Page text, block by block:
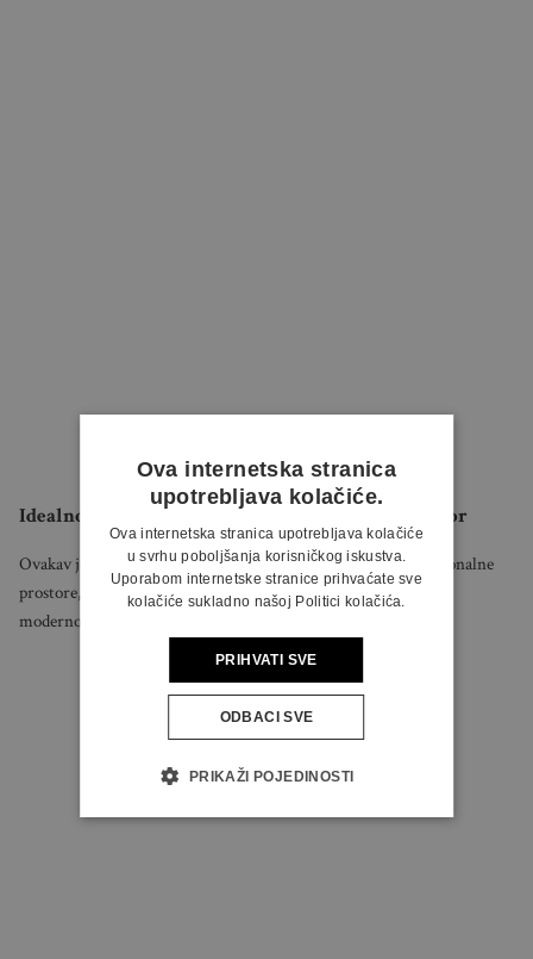
Idealno rješenje za one koji traže jedinstven prostor
Ovakav je tip stana idealan za one koji vole jedinstvene i funkcionalne
prostore, a pritom žele uživati u spoju klasične arhitekture i
modernog dizajna.
Ova internetska stranica
upotrebljava kolačiće.
Ova internetska stranica upotrebljava kolačiće
u svrhu poboljšanja korisničkog iskustva.
Uporabom internetske stranice prihvaćate sve
kolačiće sukladno našoj Politici kolačića.
PRIHVATI SVE
ODBACI SVE
PRIKAŽI POJEDINOSTI